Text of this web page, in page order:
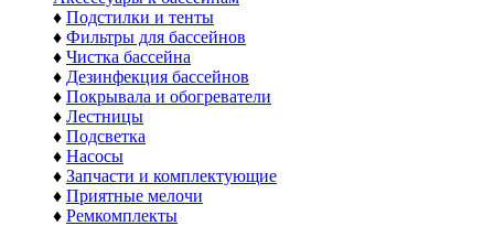
♦ Подстилки и тенты
♦ Фильтры для бассейнов
♦ Чистка бассейна
♦ Дезинфекция бассейнов
♦ Покрывала и обогреватели
♦ Лестницы
♦ Подсветка
♦ Насосы
♦ Запчасти и комплектующие
♦ Приятные мелочи
♦ Ремкомплекты